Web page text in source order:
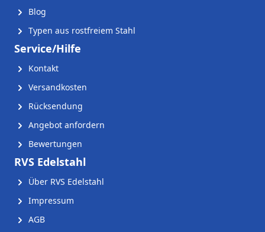
Blog
Typen aus rostfreiem Stahl
Service/Hilfe
Kontakt
Versandkosten
Rücksendung
Angebot anfordern
Bewertungen
RVS Edelstahl
Über RVS Edelstahl
Impressum
AGB